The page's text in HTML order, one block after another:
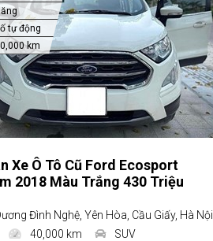
tự động
km
Xe Ô Tô Cũ Ford Ecosport
2018 Màu Trắng 430 Triệu
Đình Nghệ, Yên Hòa, Cầu Giấy, Hà Nội
40,000 km SUV